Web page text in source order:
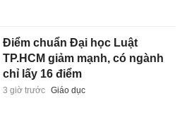
Điểm chuẩn Đại học Luật
TP.HCM giảm mạnh, có ngành
chỉ lấy 16 điểm
3 giờ trước Giáo dục